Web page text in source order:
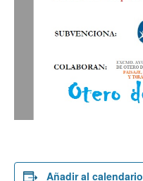
Añadir al calendario